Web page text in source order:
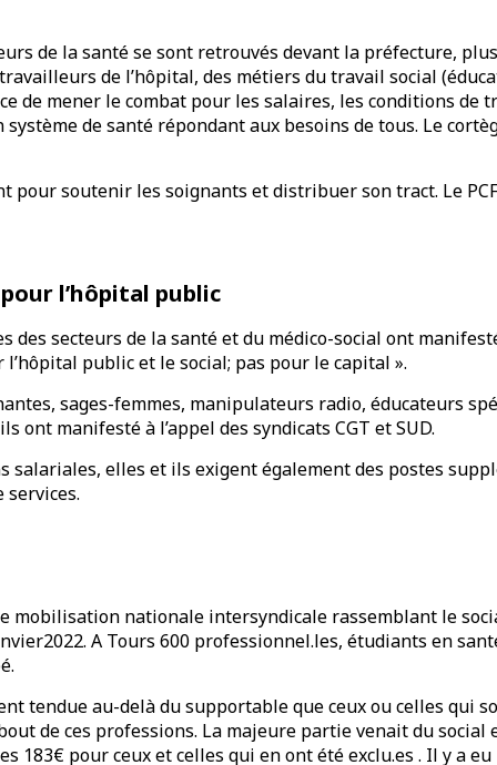
de la santé se sont retrouvés devant la préfecture,
de l’hôpital, des métiers du travail social
de mener le combat pour les salaires, les conditions de
système de santé répondant aux besoins de tous. Le
pour soutenir les soignants et distribuer son tract. Le
l’hôpital public
des secteurs de la santé et du médico-social ont
public et le social; pas pour le capital ».
sages-femmes, manipulateurs radio, éducateurs
ont manifesté à l’appel des syndicats CGT et SUD.
salariales, elles et ils exigent également des postes
mobilisation nationale intersyndicale rassemblant le
A Tours 600 professionnel.les, étudiants en
tendue au-delà du supportable que ceux ou celles qui
de ces professions. La majeure partie venait du social
183€ pour ceux et celles qui en ont été exclu.es . Il y a